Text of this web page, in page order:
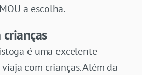
a escolha.
é uma excelente
com crianças. Além da